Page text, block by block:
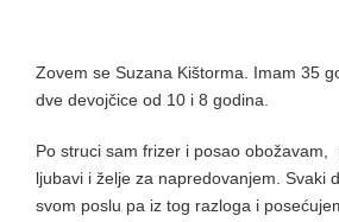
Zovem se Suzana Kištorma. Imam 35
dve devojčice od 10 i 8 godina.
Po struci sam frizer i posao obožavam,
ljubavi i želje za napredovanjem. Svaki
svom poslu pa iz tog razloga i